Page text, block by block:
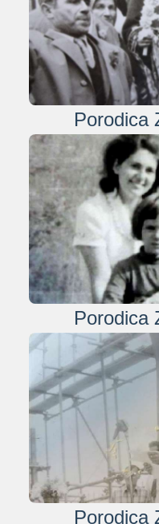
Porodica
Porodica
Porodica